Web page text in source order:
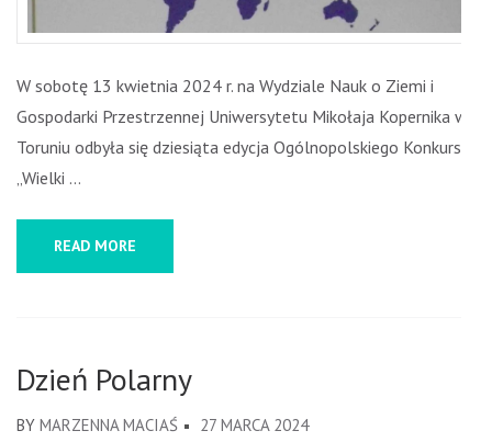
W sobotę 13 kwietnia 2024 r. na Wydziale Nauk o Ziemi i
Gospodarki Przestrzennej Uniwersytetu Mikołaja Kopernika w
Toruniu odbyła się dziesiąta edycja Ogólnopolskiego Konkursu
„Wielki …
READ MORE
Dzień Polarny
BY MARZENNA MACIAŚ 27 MARCA 2024